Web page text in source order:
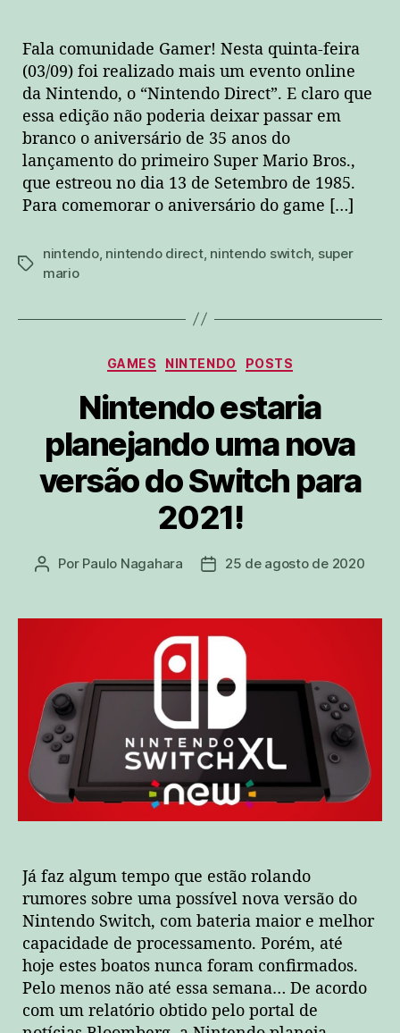
Fala comunidade Gamer! Nesta quinta-feira
(03/09) foi realizado mais um evento online
da Nintendo, o “Nintendo Direct”. E claro que
essa edição não poderia deixar passar em
branco o aniversário de 35 anos do
lançamento do primeiro Super Mario Bros.,
que estreou no dia 13 de Setembro de 1985.
Para comemorar o aniversário do game […]
tags
nintendo, nintendo direct, nintendo switch, super
mario
Categorias
GAMES NINTENDO POSTS
Nintendo estaria
planejando uma nova
versão do Switch para
2021!
Autor
Por Paulo Nagahara
Data25 de agosto de 2020
Já faz algum tempo que estão rolando
rumores sobre uma possível nova versão do
Nintendo Switch, com bateria maior e melhor
capacidade de processamento. Porém, até
hoje estes boatos nunca foram confirmados.
Pelo menos não até essa semana… De acordo
com um relatório obtido pelo portal de